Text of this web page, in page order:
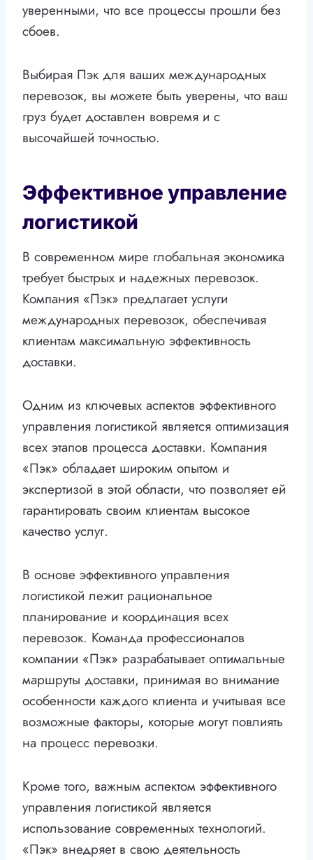
уверенными, что все процессы прошли без
сбоев.
Выбирая Пэк для ваших международных
перевозок, вы можете быть уверены, что ваш
груз будет доставлен вовремя и с
высочайшей точностью.
Эффективное управление
логистикой
В современном мире глобальная экономика
требует быстрых и надежных перевозок.
Компания «Пэк» предлагает услуги
международных перевозок, обеспечивая
клиентам максимальную эффективность
доставки.
Одним из ключевых аспектов эффективного
управления логистикой является оптимизация
всех этапов процесса доставки. Компания
«Пэк» обладает широким опытом и
экспертизой в этой области, что позволяет ей
гарантировать своим клиентам высокое
качество услуг.
В основе эффективного управления
логистикой лежит рациональное
планирование и координация всех
перевозок. Команда профессионалов
компании «Пэк» разрабатывает оптимальные
маршруты доставки, принимая во внимание
особенности каждого клиента и учитывая все
возможные факторы, которые могут повлиять
на процесс перевозки.
Кроме того, важным аспектом эффективного
управления логистикой является
использование современных технологий.
«Пэк» внедряет в свою деятельность